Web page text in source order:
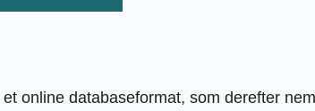
online databaseformat, som derefter